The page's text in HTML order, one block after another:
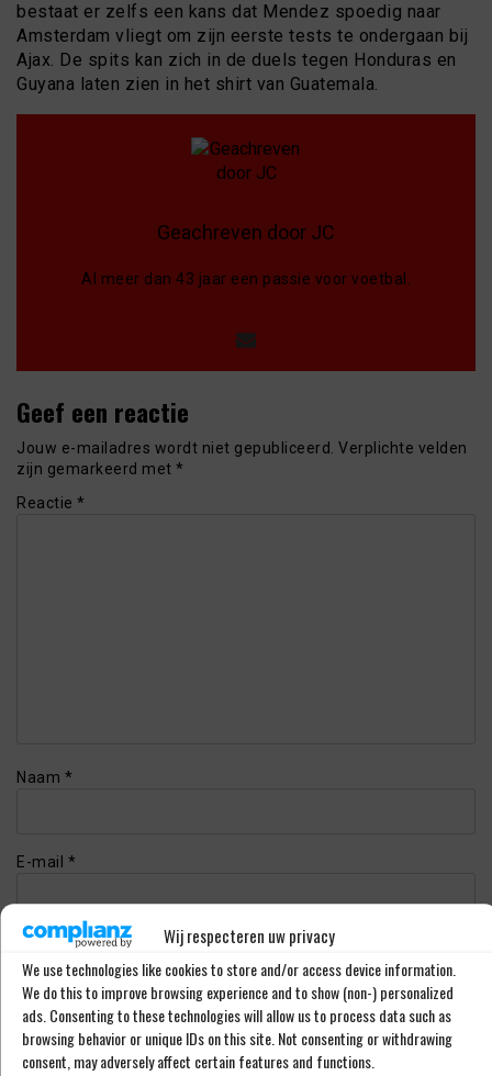
Wij respecteren uw privacy
We use technologies like cookies to store and/or access device information.
We do this to improve browsing experience and to show (non-) personalized
ads. Consenting to these technologies will allow us to process data such as
browsing behavior or unique IDs on this site. Not consenting or withdrawing
consent, may adversely affect certain features and functions.
bestaat er zelfs een kans dat Mendez spoedig naar
Amsterdam vliegt om zijn eerste tests te ondergaan bij
Ajax. De spits kan zich in de duels tegen Honduras en
Guyana laten zien in het shirt van Guatemala.
Geachreven door JC
Al meer dan 43 jaar een passie voor voetbal.
Geef een reactie
Jouw e-mailadres wordt niet gepubliceerd. Verplichte velden
zijn gemarkeerd met *
Reactie *
Naam *
E-mail *
Website